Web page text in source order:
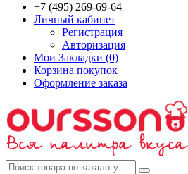
+7 (495) 269-69-64
Личный кабинет
Регистрация
Авторизация
Мои Закладки (0)
Корзина покупок
Оформление заказа